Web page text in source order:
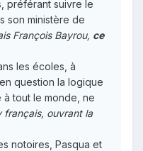
préférant suivre le
son ministère de
François Bayrou, ce
les écoles, à
question la logique
tout le monde, ne
français, ouvrant la
notoires, Pasqua et